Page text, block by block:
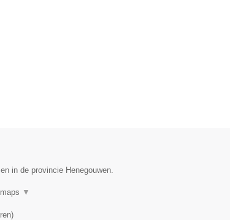
in de provincie Henegouwen.
▼
)